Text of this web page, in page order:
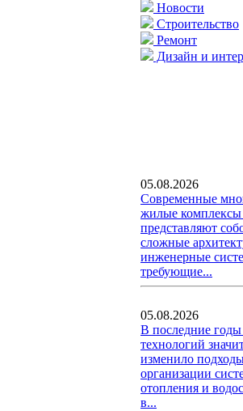
Новости
Строительство
Ремонт
Дизайн и
05.08.2026
Современные
жилые
представляют
сложные
инженерные
требующие...
05.08.2026
В последние годы
технологий
изменило
организации
отопления и
в...